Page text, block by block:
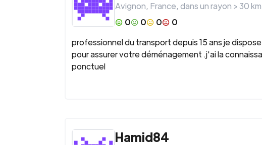
Avignon, France, dans un rayon >30km
0
0 0
0
professionnel du transport depuis 15 ans je
pour assurer votre déménagement .j'ai la
ponctuel
Hamid84